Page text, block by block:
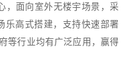
，面向室外无楼宇场景，采
乐高式搭建，支持快速部署
等行业均有广泛应用，赢得